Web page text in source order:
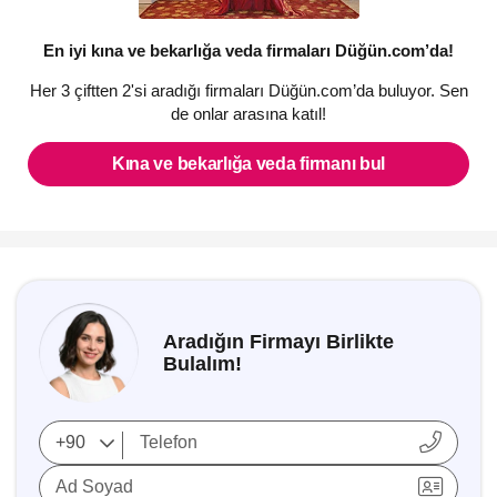
En iyi kına ve bekarlığa veda firmaları Düğün.com’da!
Her 3 çiftten 2'si aradığı firmaları Düğün.com’da buluyor. Sen
de onlar arasına katıl!
Kına ve bekarlığa veda firmanı bul
Aradığın Firmayı Birlikte
Bulalım!
Ad Soyad